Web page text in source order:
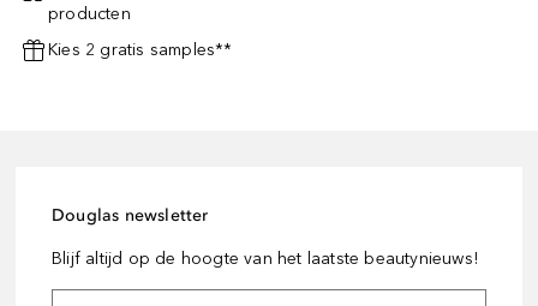
producten
Kies 2 gratis samples**
Douglas newsletter
Blijf altijd op de hoogte van het laatste beautynieuws!